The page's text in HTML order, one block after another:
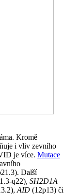
Kromě
i vliv zevního
je více. Mutace
Další
q22), SH2D1A
AID (12p13) či